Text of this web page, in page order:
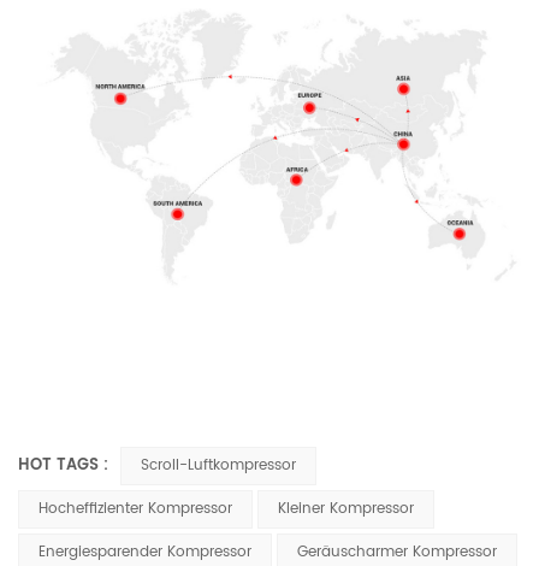
HOT TAGS :
Scroll-Luftkompressor
Hocheffizienter Kompressor
Kleiner Kompressor
Energiesparender Kompressor
Geräuscharmer Kompressor